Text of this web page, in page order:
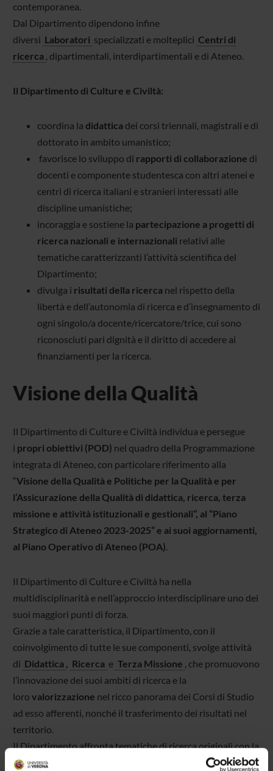
contemporanea.
Dal Dipartimento dipendono infine
diversi Laboratori specializzati e molteplici Centri di
ricerca , dipartimentali, interdipartimentali e di Ateneo.
Il Dipartimento di Culture e Civiltà:
coordina la didatticadei corsi triennali, magistrali e di
dottorato in ambito umanistico;
favorisce lo sviluppo di rapporti di collaborazione di
docenti e componente studentesca con altri atenei e
centri di ricerca italiani e stranieri interessati alle
discipline umanistiche;
incoraggia e sostiene la partecipazione a progetti di
ricerca nazionali e internazionali relativi alle
tematiche caratterizzanti l’attività scientifica del
Dipartimento;
divulga i risultati della ricercanel rispetto della
libertà e dell’autonomia di ricerca e d’insegnamento di
ogni singolo/a docente/ricercatore/trice, cui sono
riconosciuti pari dignità e il diritto di accedere ai
finanziamenti per la ricerca.
Visione della Qualità
Il Dipartimento di Culture e Civiltà individua e persegue
i propri obiettivi (POD) nel quadro della Programmazione
integrata di Ateneo, con particolare riferimento alla
“Visione della Qualità e Politiche per la Qualità e per
l’Assicurazione della Qualità di didattica, ricerca, terza
missione e attività istituzionali e gestionali”, al “Piano
Strategico di Ateneo 2023-2025” e ai suoi aggiornamenti,
al Piano Operativo di Ateneo (POA).
Il Dipartimento di Culture e Civiltà ha nella
multidisciplinarità e nell’approccio interdisciplinare uno dei
suoi maggiori punti di forza.
Grazie a tale caratteristica, il Dipartimento, con il
coinvolgimento di tutte le sue componenti, svolge attività
di Didattica , Ricerca e Terza Missione , che promuovono
l’innovazione dei suoi ambiti di ricerca e la
loro valorizzazione nel ricco panorama dei Corsi di Studio
ad esso afferenti, nonché il trasferimento dei risultati nel
territorio.
Il Dipartimento affronta tematiche di ricerca originali con la
capacità di attrarre fondi nazionali e internazionali,